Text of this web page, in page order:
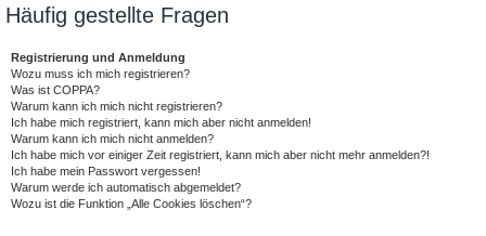
Häufig gestellte Fragen
Registrierung und Anmeldung
Wozu muss ich mich registrieren?
Was ist COPPA?
Warum kann ich mich nicht registrieren?
Ich habe mich registriert, kann mich aber nicht anmelden!
Warum kann ich mich nicht anmelden?
Ich habe mich vor einiger Zeit registriert, kann mich aber nicht mehr anmelden?!
Ich habe mein Passwort vergessen!
Warum werde ich automatisch abgemeldet?
Wozu ist die Funktion „Alle Cookies löschen“?